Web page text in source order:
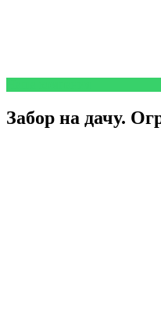
Забор на дачу.